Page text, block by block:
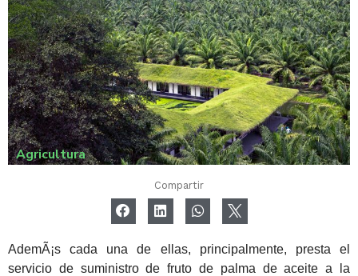
Agricultura
Compartir
AdemÃ¡s cada una de ellas, principalmente, presta el
servicio de suministro de fruto de palma de aceite a la